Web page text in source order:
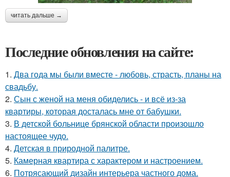
читать дальше →
Последние обновления на сайте:
1. Два года мы были вместе - любовь, страсть, планы на
свадьбу.
2. Сын с женой на меня обиделись - и всё из-за
квартиры, которая досталась мне от бабушки.
3. В детской больнице брянской области произошло
настоящее чудо.
4. Детская в природной палитре.
5. Камерная квартира с характером и настроением.
6. Потрясающий дизайн интерьера частного дома.